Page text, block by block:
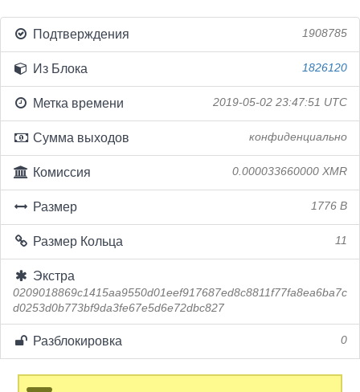
Подтверждения 1908785
Из Блока 1826120
Метка времени 2019-05-02 23:47:51 UTC
Сумма выходов конфиденциально
Комиссия 0.000033660000 XMR
Размер 1776 B
Размер Кольца 11
Экстра
0209018869c1415aa9550d01eef917687ed8c8811f77fa8ea6ba7c
d0253d0b773bf9da3fe67e5d6e72dbc827
Разблокировка 0